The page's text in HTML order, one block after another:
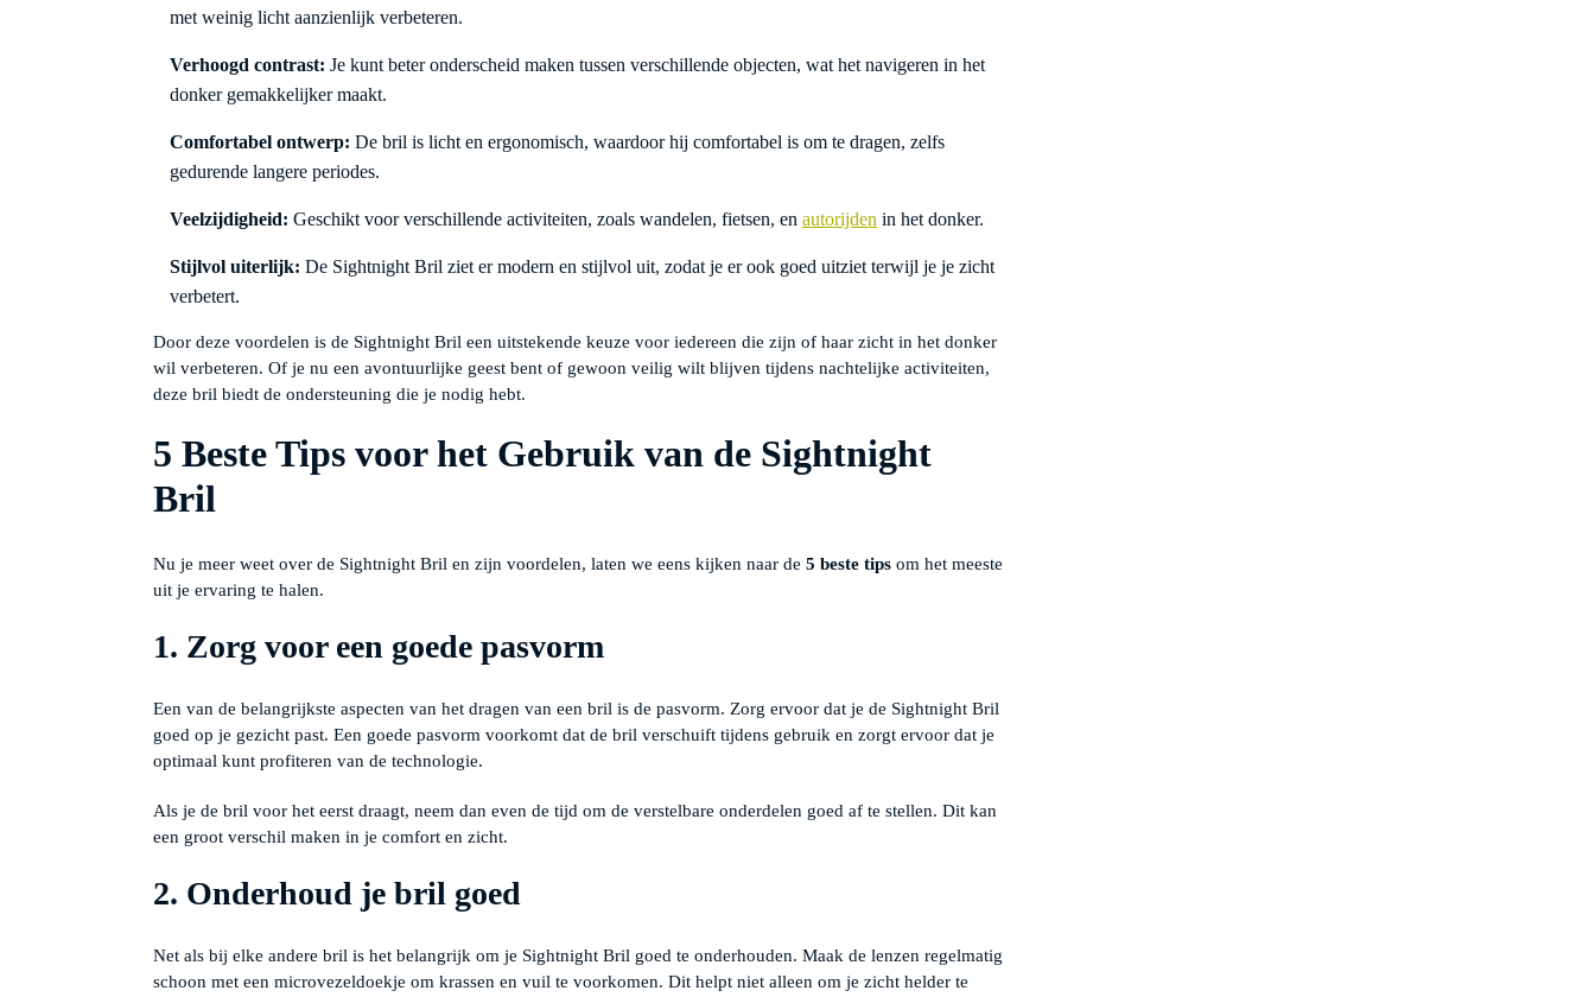
met weinig licht aanzienlijk verbeteren.
Verhoogd contrast: Je kunt beter onderscheid maken tussen verschillende objecten, wat het navigeren in het
donker gemakkelijker maakt.
Comfortabel ontwerp: De bril is licht en ergonomisch, waardoor hij comfortabel is om te dragen, zelfs
gedurende langere periodes.
Veelzijdigheid: Geschikt voor verschillende activiteiten, zoals wandelen, fietsen, en autorijden in het donker.
Stijlvol uiterlijk: De Sightnight Bril ziet er modern en stijlvol uit, zodat je er ook goed uitziet terwijl je je zicht
verbetert.
Door deze voordelen is de Sightnight Bril een uitstekende keuze voor iedereen die zijn of haar zicht in het donker
wil verbeteren. Of je nu een avontuurlijke geest bent of gewoon veilig wilt blijven tijdens nachtelijke activiteiten,
deze bril biedt de ondersteuning die je nodig hebt.
5 Beste Tips voor het Gebruik van de Sightnight
Bril
Nu je meer weet over de Sightnight Bril en zijn voordelen, laten we eens kijken naar de 5 beste tips om het meeste
uit je ervaring te halen.
1. Zorg voor een goede pasvorm
Een van de belangrijkste aspecten van het dragen van een bril is de pasvorm. Zorg ervoor dat je de Sightnight Bril
goed op je gezicht past. Een goede pasvorm voorkomt dat de bril verschuift tijdens gebruik en zorgt ervoor dat je
optimaal kunt profiteren van de technologie.
Als je de bril voor het eerst draagt, neem dan even de tijd om de verstelbare onderdelen goed af te stellen. Dit kan
een groot verschil maken in je comfort en zicht.
2. Onderhoud je bril goed
Net als bij elke andere bril is het belangrijk om je Sightnight Bril goed te onderhouden. Maak de lenzen regelmatig
schoon met een microvezeldoekje om krassen en vuil te voorkomen. Dit helpt niet alleen om je zicht helder te